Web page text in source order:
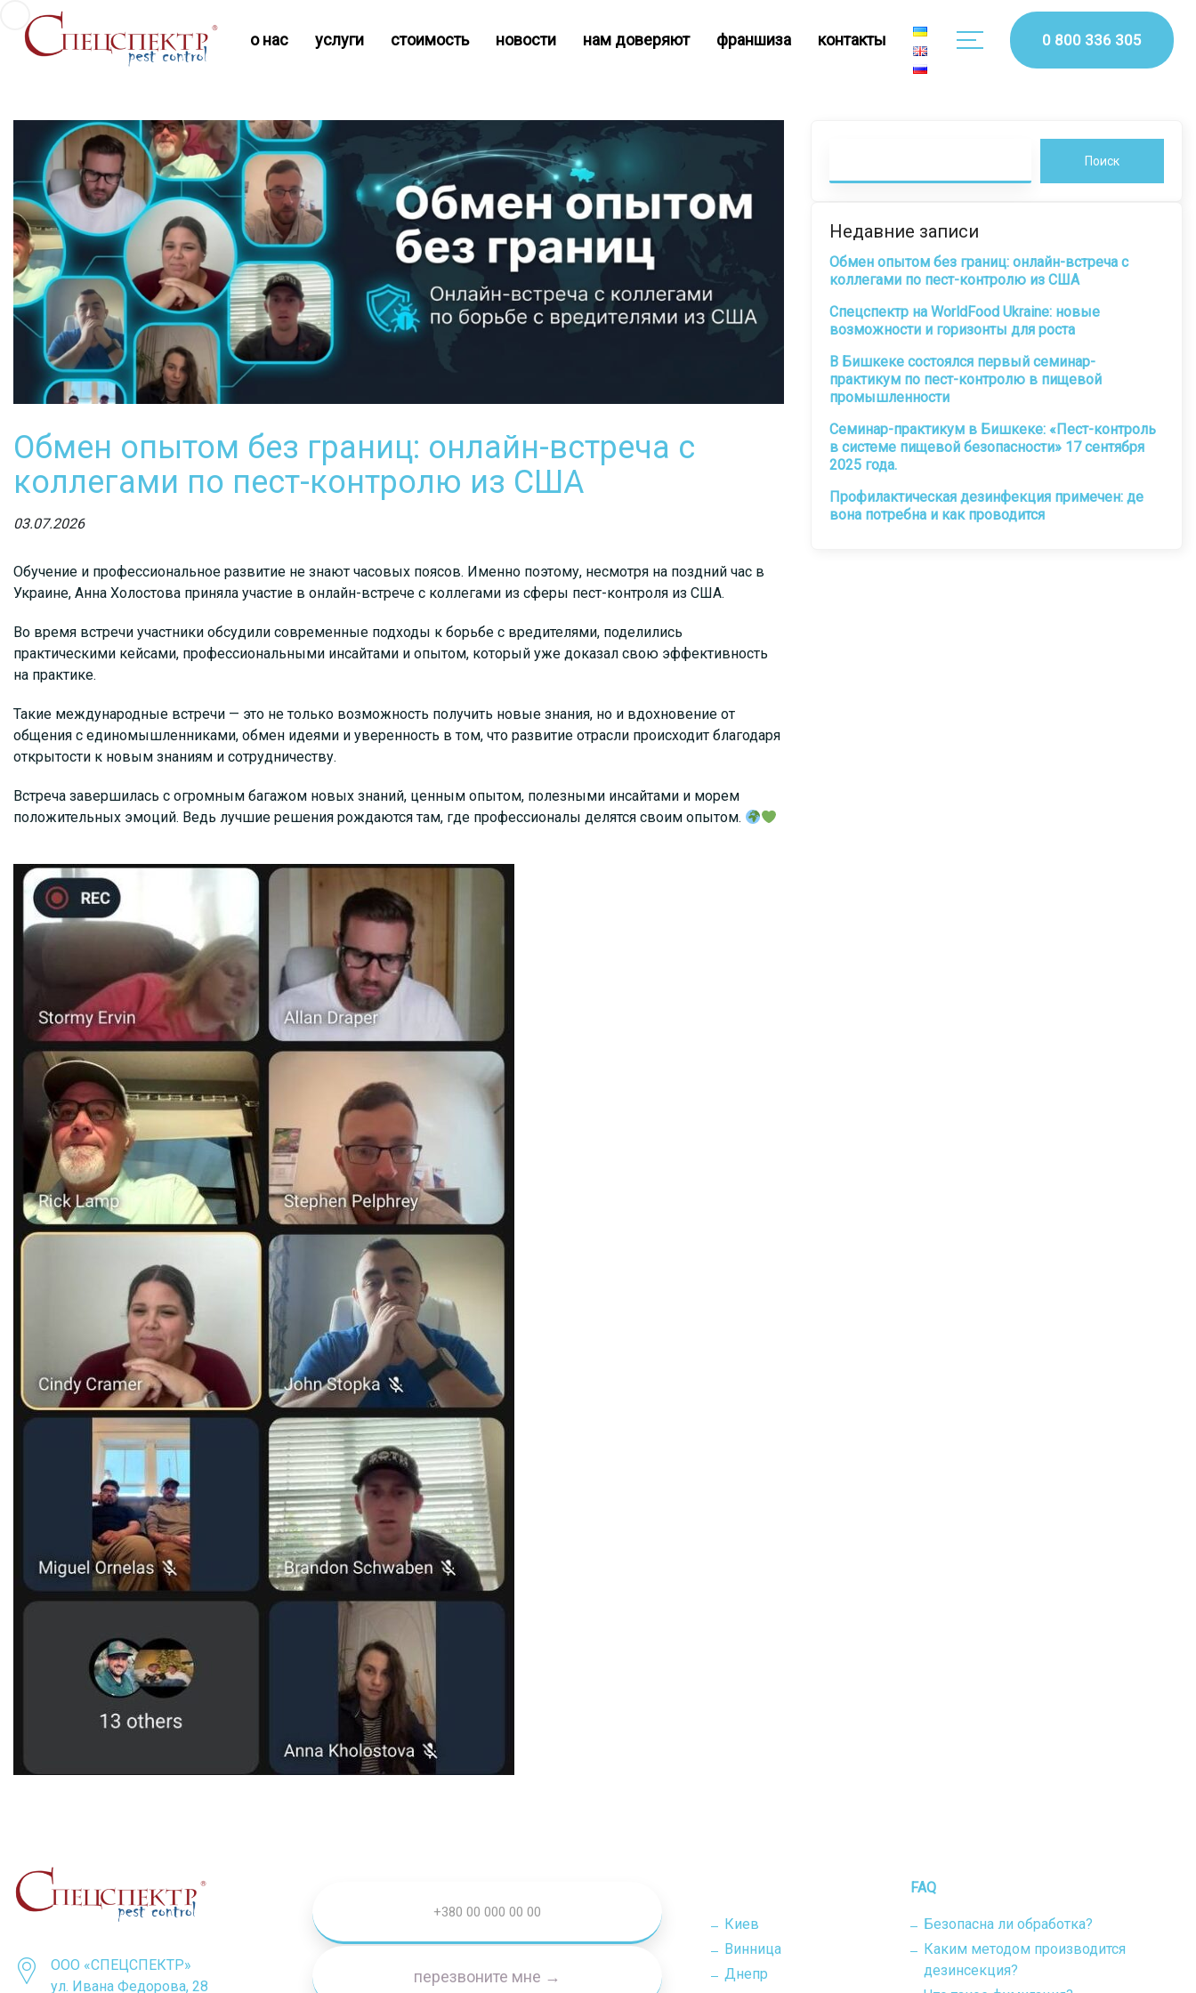
о нас услуги cтоимость новости нам доверяют франшиза контакты 0 800 336 305
Обмен опытом без границ: онлайн-встреча с
коллегами по пест-контролю из США
03.07.2026
Обучение и профессиональное развитие не знают часовых поясов. Именно поэтому, несмотря на поздний час в
Украине, Анна Холостова приняла участие в онлайн-встрече с коллегами из сферы пест-контроля из США.
Во время встречи участники обсудили современные подходы к борьбе с вредителями, поделились
практическими кейсами, профессиональными инсайтами и опытом, который уже доказал свою эффективность
на практике.
Такие международные встречи — это не только возможность получить новые знания, но и вдохновение от
общения с единомышленниками, обмен идеями и уверенность в том, что развитие отрасли происходит благодаря
открытости к новым знаниям и сотрудничеству.
Встреча завершилась с огромным багажом новых знаний, ценным опытом, полезными инсайтами и морем
положительных эмоций. Ведь лучшие решения рождаются там, где профессионалы делятся своим опытом.
Поиск
Недавние записи
Обмен опытом без границ: онлайн-встреча с
коллегами по пест-контролю из США
Спецспектр на WorldFood Ukraine: новые
возможности и горизонты для роста
В Бишкеке состоялся первый семинар-
практикум по пест-контролю в пищевой
промышленности
Семинар-практикум в Бишкеке: «Пест-контроль
в системе пищевой безопасности» 17 сентября
2025 года.
Профилактическая дезинфекция примечен: де
вона потребна и как проводится
ООО «СПЕЦСПЕКТР»
ул. Ивана Федорова, 28
Киев
Винница
Днепр
FAQ
Безопасна ли обработка?
Каким методом производится
дезинсекция?